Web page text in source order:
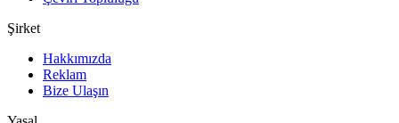
Şirket
Hakkımızda
Reklam
Bize Ulaşın